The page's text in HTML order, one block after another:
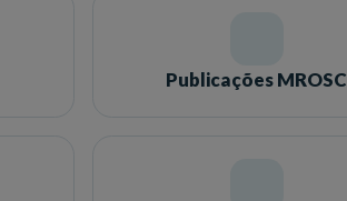
Publicações MROSC